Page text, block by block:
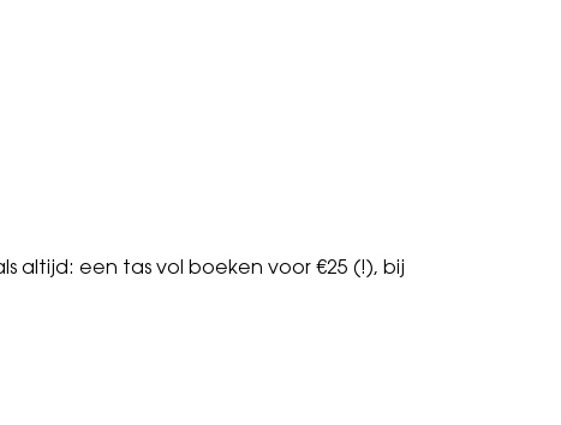
altijd: een tas vol boeken voor €25 (!), bij